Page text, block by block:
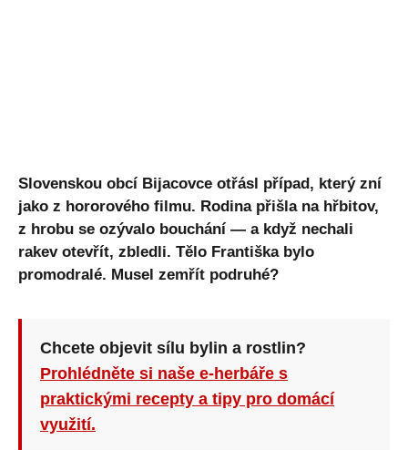
Slovenskou obcí Bijacovce otřásl případ, který zní
jako z hororového filmu. Rodina přišla na hřbitov,
z hrobu se ozývalo bouchání — a když nechali
rakev otevřít, zbledli. Tělo Františka bylo
promodralé. Musel zemřít podruhé?
Chcete objevit sílu bylin a rostlin?
Prohlédněte si naše e-herbáře s
praktickými recepty a tipy pro domácí
využití.